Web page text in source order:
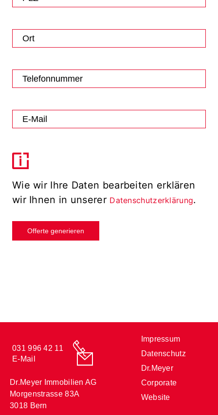
Wie wir Ihre Daten bearbeiten erklären
wir Ihnen in unserer Datenschutzerklärung.
031 996 42 11
E-Mail
Dr.Meyer Immobilien AG
Morgenstrasse 83A
3018 Bern
Impressum
Datenschutz
Dr.Meyer
Corporate
Website